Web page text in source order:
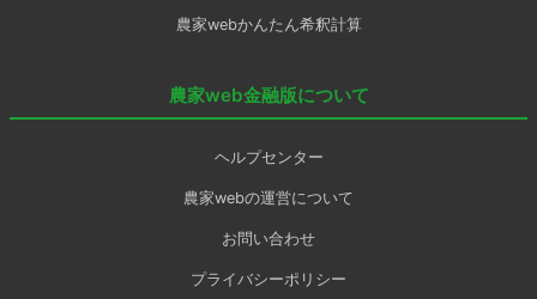
農家webかんたん希釈計算
農家web金融版について
ヘルプセンター
農家webの運営について
お問い合わせ
プライバシーポリシー